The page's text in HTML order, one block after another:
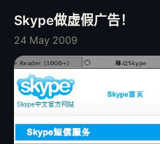
览器市场的竞争，从已经获得
可以理解的，而且也是人之常
迫用户进行安装，只是在软件
眼自己用过的软件，无论是自
秀的软件作品是会向用户介绍
提供便利的下载链接的？ 这本
可以”原生”运行的Windows
Skype做虚假广告！
24 May 2009